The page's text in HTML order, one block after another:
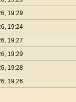
19:29
19:24
19:27
19:29
19:28
19:26